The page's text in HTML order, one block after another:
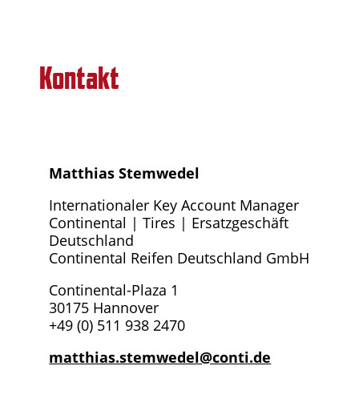
Kontakt
Matthias Stemwedel
Internationaler Key Account Manager
Continental | Tires | Ersatzgeschäft
Deutschland
Continental Reifen Deutschland GmbH
Continental-Plaza 1
30175 Hannover
+49 (0) 511 938 2470
matthias.stemwedel@conti.de